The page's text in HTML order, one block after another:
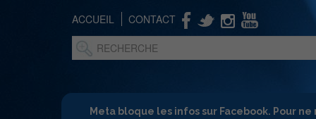
ACCUEIL CONTACT
Meta bloque les infos sur Facebook. Pour